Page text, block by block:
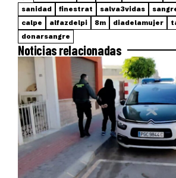
sanidad
finestrat salva3vidas
calpe
alfazdelpi 8m diadelamujer
donarsangre
Noticias relacionadas